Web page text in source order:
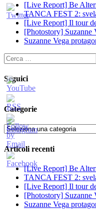
[Live Report] Be
TANCA FEST 2:
[Live Report] Il tour
[Photostory] Suzanne
Suzanne Vega
Ricerca
per:
Seguici
Categorie
Categorie
Articoli recenti
[Live Report] Be
TANCA FEST 2:
[Live Report] Il tour
[Photostory] Suzanne
Suzanne Vega